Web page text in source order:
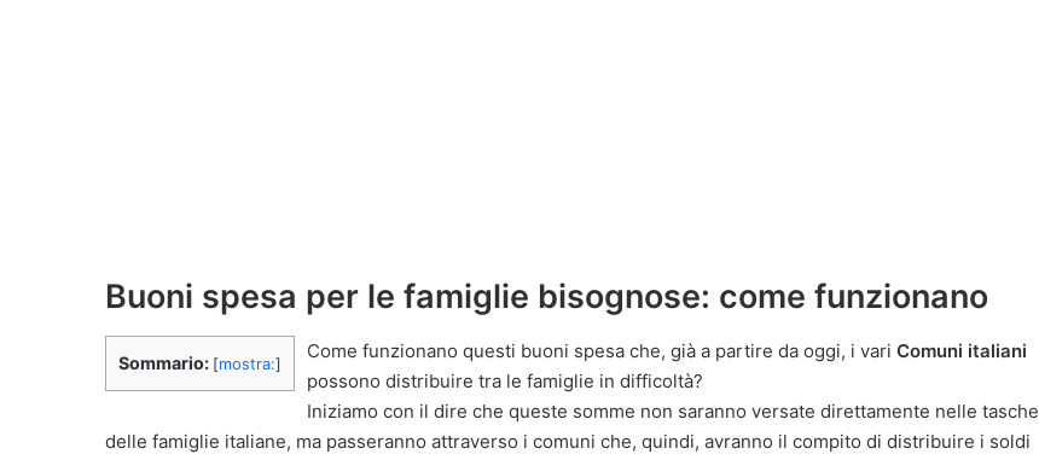
Buoni spesa per le famiglie bisognose: come funzionano
Sommario: [mostra:]
Come funzionano questi buoni spesa che, già a partire da oggi, i vari Comuni italiani
possono distribuire tra le famiglie in difficoltà?
Iniziamo con il dire che queste somme non saranno versate direttamente nelle tasche
delle famiglie italiane, ma passeranno attraverso i comuni che, quindi, avranno il compito di distribuire i soldi